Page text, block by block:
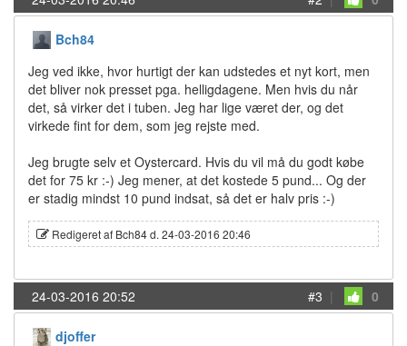
Bch84
Jeg ved ikke, hvor hurtigt der kan udstedes et nyt kort, men
det bliver nok presset pga. helligdagene. Men hvis du når
det, så virker det i tuben. Jeg har lige været der, og det
virkede fint for dem, som jeg rejste med.
Jeg brugte selv et Oystercard. Hvis du vil må du godt købe
det for 75 kr :-) Jeg mener, at det kostede 5 pund... Og der
er stadig mindst 10 pund indsat, så det er halv pris :-)
Redigeret af Bch84 d. 24-03-2016 20:46
24-03-2016 20:52 #3 | 0
djoffer